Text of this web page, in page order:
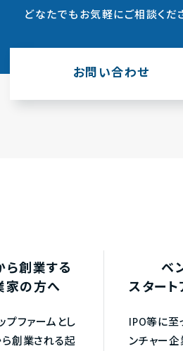
どなたでもお気軽にご相談くだ
お問い合わせ
ら創業する
家の方へ
プファームとし
創業される起
ベ
スター
IPO等に至
ンチャー